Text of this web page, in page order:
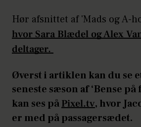
Hør afsnittet af 'Mads og A-
hvor Sara Blædel og Alex
deltager.
Øverst i artiklen kan du se
seneste sæson af ‘Bense på
kan ses påPixel.tv, hvor
er med på passagersædet.